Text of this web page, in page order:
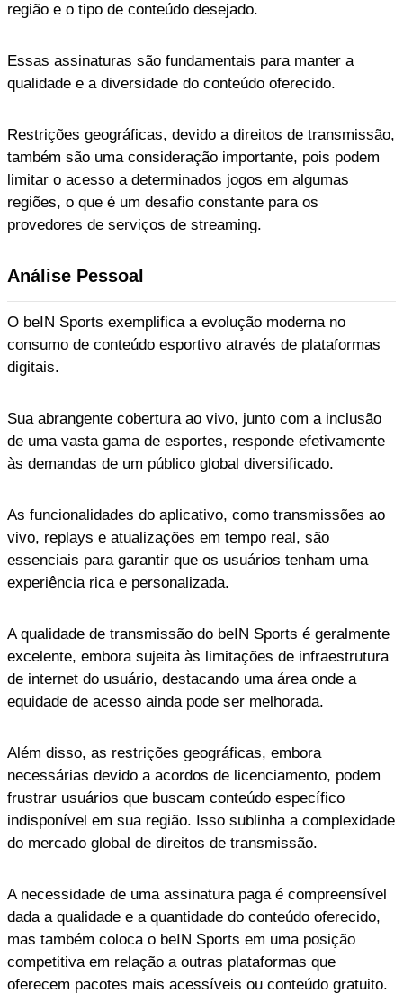
região e o tipo de conteúdo desejado.
Essas assinaturas são fundamentais para manter a
qualidade e a diversidade do conteúdo oferecido.
Restrições geográficas, devido a direitos de transmissão,
também são uma consideração importante, pois podem
limitar o acesso a determinados jogos em algumas
regiões, o que é um desafio constante para os
provedores de serviços de streaming.
Análise Pessoal
O beIN Sports exemplifica a evolução moderna no
consumo de conteúdo esportivo através de plataformas
digitais.
Sua abrangente cobertura ao vivo, junto com a inclusão
de uma vasta gama de esportes, responde efetivamente
às demandas de um público global diversificado.
As funcionalidades do aplicativo, como transmissões ao
vivo, replays e atualizações em tempo real, são
essenciais para garantir que os usuários tenham uma
experiência rica e personalizada.
A qualidade de transmissão do beIN Sports é geralmente
excelente, embora sujeita às limitações de infraestrutura
de internet do usuário, destacando uma área onde a
equidade de acesso ainda pode ser melhorada.
Além disso, as restrições geográficas, embora
necessárias devido a acordos de licenciamento, podem
frustrar usuários que buscam conteúdo específico
indisponível em sua região. Isso sublinha a complexidade
do mercado global de direitos de transmissão.
A necessidade de uma assinatura paga é compreensível
dada a qualidade e a quantidade do conteúdo oferecido,
mas também coloca o beIN Sports em uma posição
competitiva em relação a outras plataformas que
oferecem pacotes mais acessíveis ou conteúdo gratuito.